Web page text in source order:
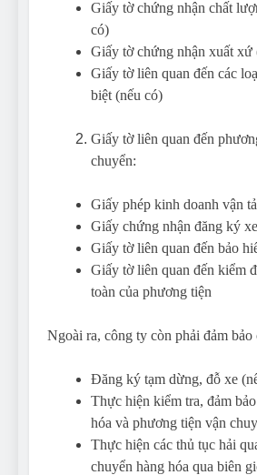
Giấy tờ chứng nhận chất
có)
Giấy tờ chứng nhận xuất xứ
Giấy tờ liên quan đến các
biệt (nếu có)
Giấy tờ liên quan đến
chuyển:
Giấy phép kinh doanh vận
Giấy chứng nhận đăng ký xe
Giấy tờ liên quan đến bảo
Giấy tờ liên quan đến kiểm
toàn của phương tiện
Ngoài ra, công ty còn phải đảm bảo
Đăng ký tạm dừng, đỗ xe
Thực hiện kiểm tra, đảm
hóa và phương tiện vận
Thực hiện các thủ tục hải
chuyển hàng hóa qua biên